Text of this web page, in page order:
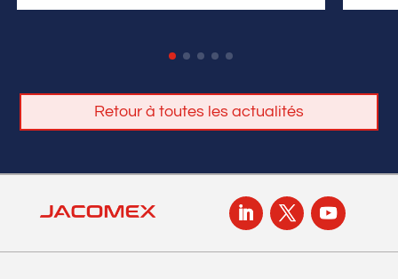
Retour à toutes les actualités